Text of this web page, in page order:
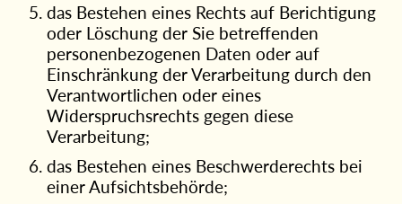
das Bestehen eines Rechts auf Berichtigung
oder Löschung der Sie betreffenden
personenbezogenen Daten oder auf
Einschränkung der Verarbeitung durch den
Verantwortlichen oder eines
Widerspruchsrechts gegen diese
Verarbeitung;
das Bestehen eines Beschwerderechts bei
einer Aufsichtsbehörde;